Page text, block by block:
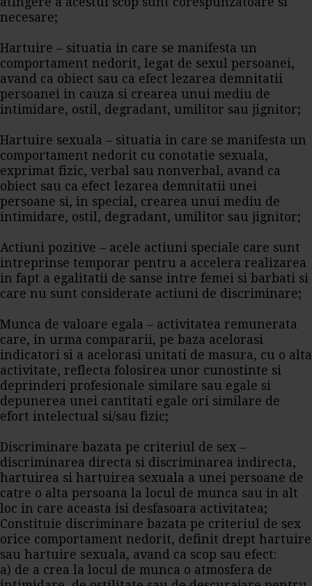
necesare;
Hartuire – situatia in care se manifesta un
comportament nedorit, legat de sexul persoanei,
avand ca obiect sau ca efect lezarea demnitatii
persoanei in cauza si crearea unui mediu de
intimidare, ostil, degradant, umilitor sau jignitor;
Hartuire sexuala – situatia in care se manifesta un
comportament nedorit cu conotatie sexuala,
exprimat fizic, verbal sau nonverbal, avand ca
obiect sau ca efect lezarea demnitatii unei
persoane si, in special, crearea unui mediu de
intimidare, ostil, degradant, umilitor sau jignitor;
Actiuni pozitive – acele actiuni speciale care sunt
intreprinse temporar pentru a accelera realizarea
in fapt a egalitatii de sanse intre femei si barbati si
care nu sunt considerate actiuni de discriminare;
Munca de valoare egala – activitatea remunerata
care, in urma compararii, pe baza acelorasi
indicatori si a acelorasi unitati de masura, cu o alta
activitate, reflecta folosirea unor cunostinte si
deprinderi profesionale similare sau egale si
depunerea unei cantitati egale ori similare de
efort intelectual si/sau fizic;
Discriminare bazata pe criteriul de sex –
discriminarea directa si discriminarea indirecta,
hartuirea si hartuirea sexuala a unei persoane de
catre o alta persoana la locul de munca sau in alt
loc in care aceasta isi desfasoara activitatea;
Constituie discriminare bazata pe criteriul de sex
orice comportament nedorit, definit drept hartuire
sau hartuire sexuala, avand ca scop sau efect:
a) de a crea la locul de munca o atmosfera de